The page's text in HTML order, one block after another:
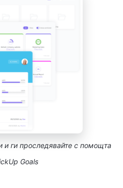
и ги проследявайте с помощта
Goals